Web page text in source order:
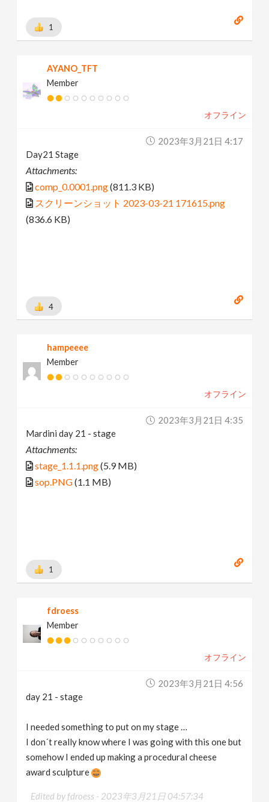
1
AYANO_TFT
Member
オフライン
2023年3月21日 4:17
Day21 Stage
Attachments:
comp_0.0001.png(811.3 KB)
スクリーンショット 2023-03-21 171615.png
(836.6 KB)
4
hampeeee
Member
オフライン
2023年3月21日 4:35
Mardini day 21 - stage
Attachments:
stage_1.1.1.png(5.9 MB)
sop.PNG(1.1 MB)
1
fdroess
Member
オフライン
2023年3月21日 4:56
day 21 - stage
I needed something to put on my stage …
I don´t really know where I was going with this one but
somehow I ended up making a procedural cheese
award sculpture
Edited by fdroess - 2023年3月21日 04:57:34